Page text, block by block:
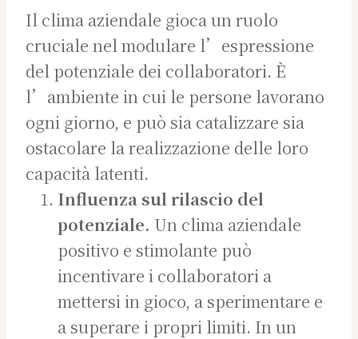
Il clima aziendale gioca un ruolo
cruciale nel modulare l’espressione
del potenziale dei collaboratori. È
l’ambiente in cui le persone lavorano
ogni giorno, e può sia catalizzare sia
ostacolare la realizzazione delle loro
capacità latenti.
Influenza sul rilascio del
potenziale. Un clima aziendale
positivo e stimolante può
incentivare i collaboratori a
mettersi in gioco, a sperimentare e
a superare i propri limiti. In un